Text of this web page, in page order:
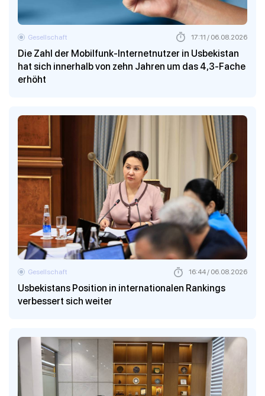
Die Zahl der Mobilfunk-Internetnutzer in Usbekistan
hat sich innerhalb von zehn Jahren um das 4,3-Fache
erhöht
Gesellschaft 17:11 / 06.08.2026
Usbekistans Position in internationalen Rankings
verbessert sich weiter
Gesellschaft 16:44 / 06.08.2026